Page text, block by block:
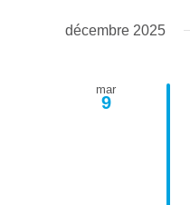
décembre 2025
mar
9